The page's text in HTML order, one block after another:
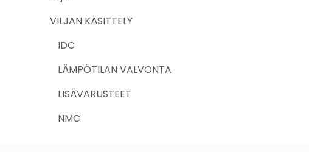
VILJAN KÄSITTELY
IDC
LÄMPÖTILAN VALVONTA
LISÄVARUSTEET
NMC